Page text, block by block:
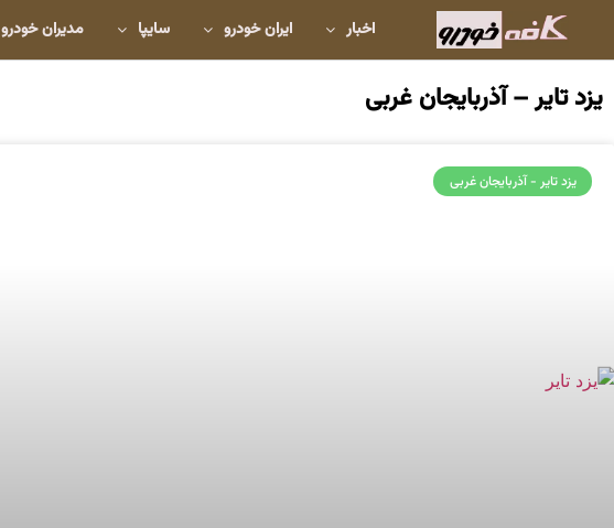
اخبار ایران خودرو سایپا مدیران خودرو
یزد تایر – آذربایجان غربی
یزد تایر - آذربایجان غربی